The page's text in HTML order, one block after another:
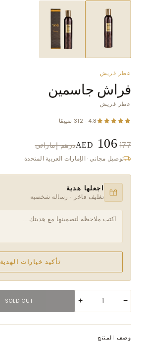
عطر فريش
فراش جاسمين
عطر فريش
4.8 · 312 تقييمًا
AED 106 177 درهم إماراتي
توصيل مجاني · الإمارات العربية المتحدة
اجعلها هدية
تغليف فاخر · رسالة شخصية
تأكيد خيارات الهدية
−
+
SOLD OUT
وصف المنتج